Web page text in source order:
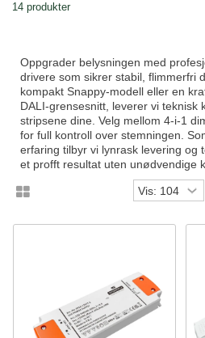
14 produkter
Oppgrader belysningen med
drivere som sikrer stabil, flimmerfri
kompakt Snappy-modell eller en
DALI-grensesnitt, leverer vi teknisk
stripsene dine. Velg mellom 4-i-1
for full kontroll over stemningen.
erfaring tilbyr vi lynrask levering og
et profft resultat uten unødvendige